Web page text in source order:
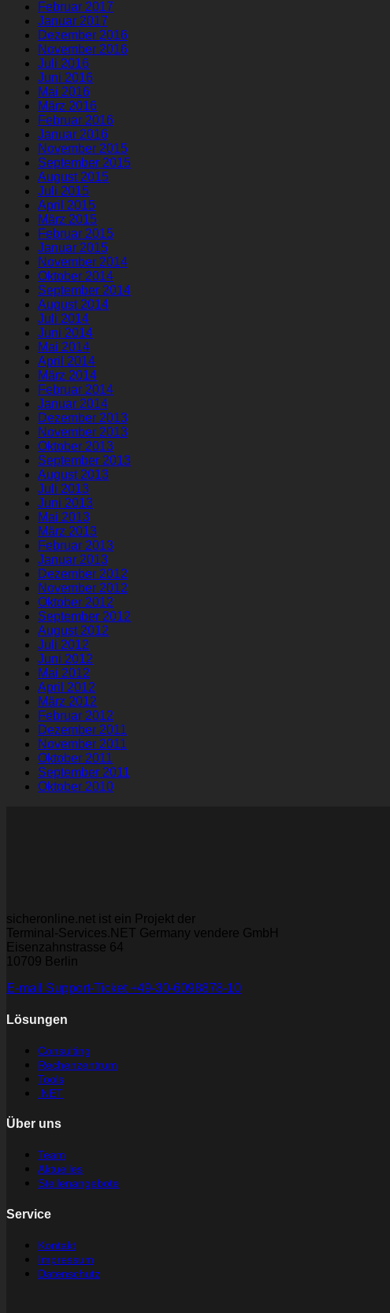
Februar 2017
Januar 2017
Dezember 2016
November 2016
Juli 2016
Juni 2016
Mai 2016
März 2016
Februar 2016
Januar 2016
November 2015
September 2015
August 2015
Juli 2015
April 2015
März 2015
Februar 2015
Januar 2015
November 2014
Oktober 2014
September 2014
August 2014
Juli 2014
Juni 2014
Mai 2014
April 2014
März 2014
Februar 2014
Januar 2014
Dezember 2013
November 2013
Oktober 2013
September 2013
August 2013
Juli 2013
Juni 2013
Mai 2013
März 2013
Februar 2013
Januar 2013
Dezember 2012
November 2012
Oktober 2012
September 2012
August 2012
Juli 2012
Juni 2012
Mai 2012
April 2012
März 2012
Februar 2012
Dezember 2011
November 2011
Oktober 2011
September 2011
Oktober 2010
sicheronline.net ist ein Projekt der
Terminal-Services.NET Germany vendere GmbH
Eisenzahnstrasse 64
10709 Berlin
E-mail Support-Ticket +49-30-6098878-10
Lösungen
Consulting
Rechenzentrum
Tools
.NET
Über uns
Team
Aktuelles
Stellenangebote
Service
Kontakt
Impressum
Datenschutz